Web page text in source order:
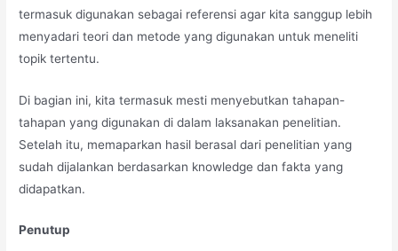
termasuk digunakan sebagai referensi agar kita sanggup lebih
menyadari teori dan metode yang digunakan untuk meneliti
topik tertentu.
Di bagian ini, kita termasuk mesti menyebutkan tahapan-
tahapan yang digunakan di dalam laksanakan penelitian.
Setelah itu, memaparkan hasil berasal dari penelitian yang
sudah dijalankan berdasarkan knowledge dan fakta yang
didapatkan.
Penutup